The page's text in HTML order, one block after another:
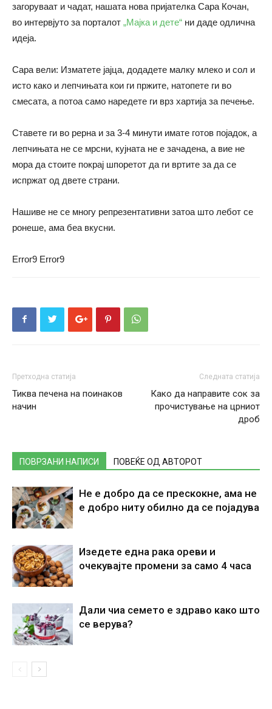
загоруваат и чадат, нашата нова пријателка Сара Кочан,
во интервјуто за порталот „Мајка и дете“ ни даде одлична
идеја.
Сара вели: Изматете јајца, додадете малку млеко и сол и
исто како и лепчињата кои ги пржите, натопете ги во
смесата, а потоа само наредете ги врз хартија за печење.
Ставете ги во рерна и за 3-4 минути имате готов појадок, а
лепчињата не се мрсни, кујната не е зачадена, а вие не
мора да стоите покрај шпоретот да ги вртите за да се
испржат од двете страни.
Нашиве не се многу репрезентативни затоа што лебот се
ронеше, ама беа вкусни.
Error9 Error9
Претходна статија
Тиква печена на поинаков
начин
Следната статија
Како да направите сок за
прочистување на црниот
дроб
ПОВРЗАНИ НАПИСИ ПОВЕЌЕ ОД АВТОРОТ
Не е добро да се прескокне, ама не
е добро ниту обилно да се појадува
Изедете една рака ореви и
очекувајте промени за само 4 часа
Дали чиа семето е здраво како што
се верува?